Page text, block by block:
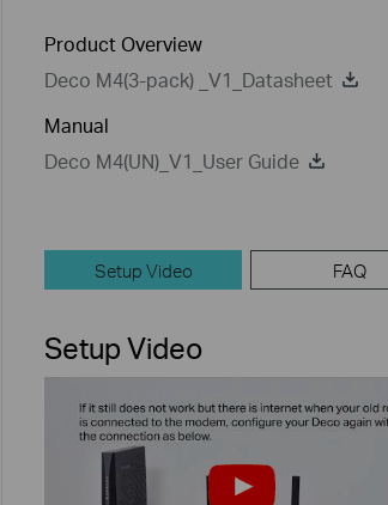
Product Overview
Deco M4(3-pack) _V1_Datasheet
Manual
Deco M4(UN)_V1_User Guide
Setup Video FAQ
Setup Video